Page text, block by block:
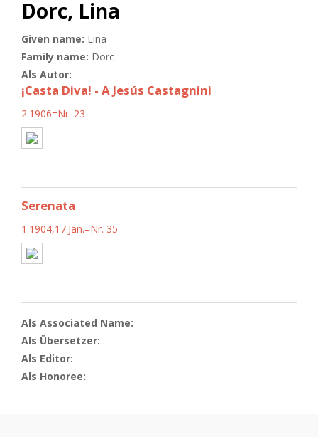
Dorc, Lina
Given name: Lina
Family name: Dorc
Als Autor:
¡Casta Diva! - A Jesús Castagnini
2.1906=Nr. 23
Serenata
1.1904,17.Jan.=Nr. 35
Als Associated Name:
Als Übersetzer:
Als Editor:
Als Honoree: